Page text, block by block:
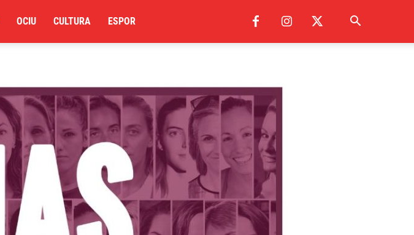
OCIU CULTURA ESPOR